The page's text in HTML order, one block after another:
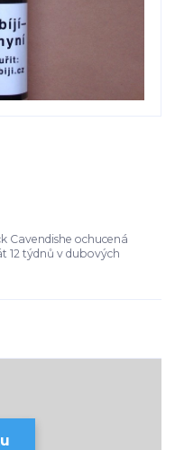
Cavendishe ochucená
12 týdnů v dubových